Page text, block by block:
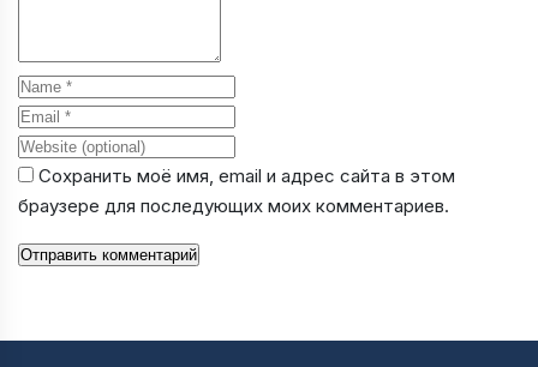
Name
Email
Website
Сохранить моё имя, email и адрес сайта в этом
браузере для последующих моих комментариев.
Отправить комментарий